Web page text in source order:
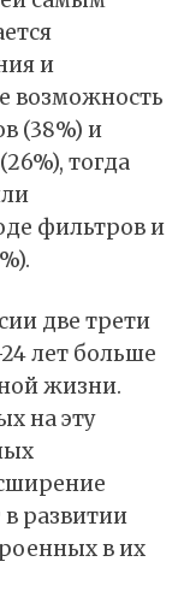
и
возможность
(38%) и
тогда
фильтров и
две трети
лет больше
жизни.
на эту
развитии
в их